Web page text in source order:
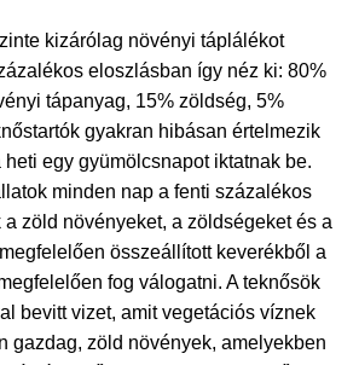
kizárólag növényi táplálékot
eloszlásban így néz ki: 80%
tápanyag, 15% zöldség, 5%
gyakran hibásan értelmezik
egy gyümölcsnapot iktatnak be.
minden nap a fenti százalékos
zöld növényeket, a zöldségeket és a
összeállított keverékből a
fog válogatni. A teknősök
bevitt vizet, amit vegetációs víznek
gazdag, zöld növények, amelyekben